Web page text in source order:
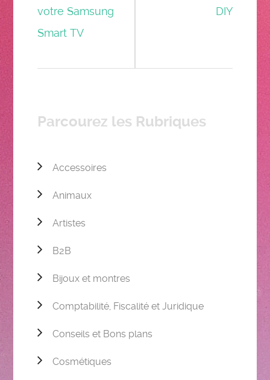
votre Samsung
Smart TV
DIY
Parcourez les Rubriques
Accessoires
Animaux
Artistes
B2B
Bijoux et montres
Comptabilité, Fiscalité et Juridique
Conseils et Bons plans
Cosmétiques